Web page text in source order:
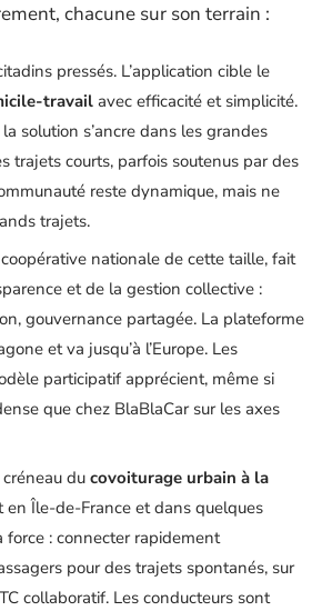
chacune sur son terrain :
pressés. L’application cible le
travail avec efficacité et simplicité.
solution s’ancre dans les grandes
trajets courts, parfois soutenus par des
reste dynamique, mais ne
trajets.
nationale de cette taille, fait
et de la gestion collective :
gouvernance partagée. La plateforme
et va jusqu’à l’Europe. Les
participatif apprécient, même si
que chez BlaBlaCar sur les axes
ducovoiturage urbain à la
en Île-de-France et dans quelques
force : connecter rapidement
pour des trajets spontanés, sur
collaboratif. Les conducteurs sont